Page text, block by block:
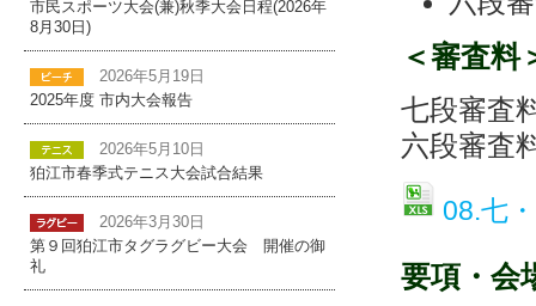
＜審査料
七段審査
六段審査
08.七
要項・会
市民スポーツ大会(兼)秋季大会日程(2026年
8月30日)
2026年5月19日
2025年度 市内大会報告
2026年5月10日
狛江市春季式テニス大会試合結果
2026年3月30日
第９回狛江市タグラグビー大会 開催の御
礼